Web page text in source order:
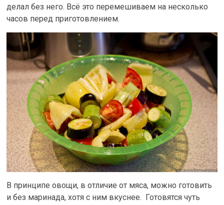
делал без него. Всё это перемешиваем на несколько
часов перед приготовлением.
В принципе овощи, в отличие от мяса, можно готовить
и без маринада, хотя с ним вкуснее. Готовятся чуть